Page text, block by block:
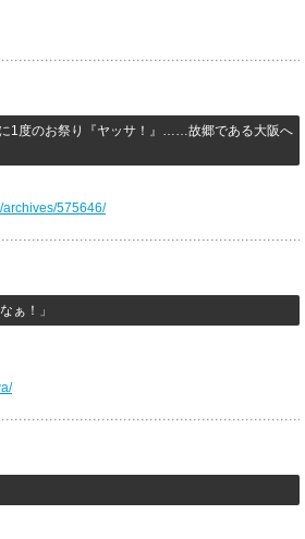
1度のお祭り『ヤッサ！』……故郷である大阪へ
archives/575646/
ぁ！」